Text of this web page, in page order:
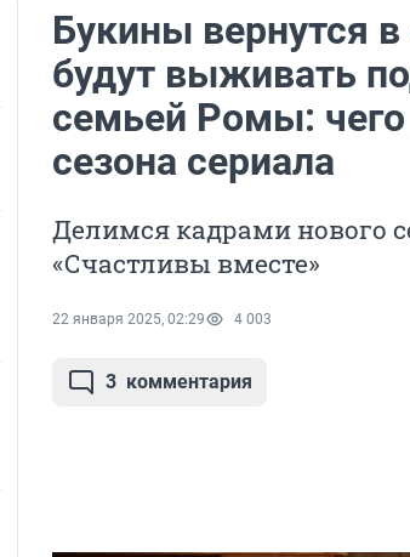
Букины вернутся
будут выживать
семьей Ромы:
сезона сериала
Делимся кадрами нового
«Счастливы вместе»
22 января 2025, 02:29 4 003
3 комментария